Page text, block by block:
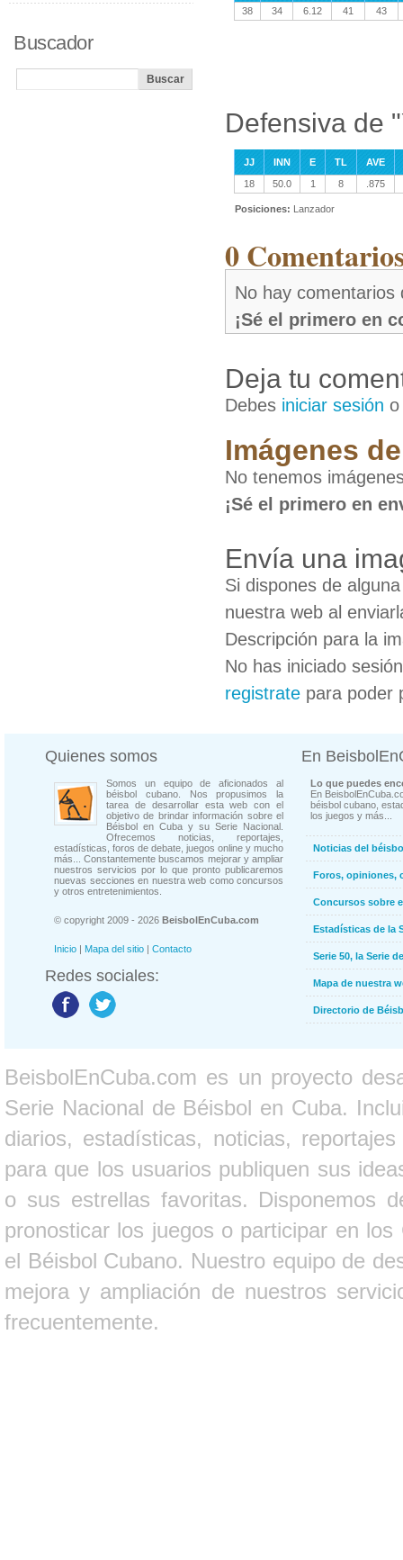
38
34 6.12 41 43
Defensiva de
JJ INN E TL
AVE
18
50.0 1 8 .875
Posiciones: Lanzador
0
No hay comentarios
¡Sé el primero en
Deja tu
Debes iniciar sesión
Imágenes
No tenemos
¡Sé el primero en
Envía una
Si dispones de
nuestra web al
Descripción para la
No has iniciado
registrate para poder
Buscador
Quienes somos
Somos un equipo de aficionados al
béisbol cubano. Nos propusimos la
tarea de desarrollar esta web con el
objetivo de brindar información sobre el
Béisbol en Cuba y su Serie Nacional.
Ofrecemos noticias, reportajes,
estadísticas, foros de debate, juegos online y mucho
más... Constantemente buscamos mejorar y ampliar
nuestros servicios por lo que pronto publicaremos
nuevas secciones en nuestra web como concursos
y otros entretenimientos.
© copyright 2009 - 2026 BeisbolEnCuba.com
Inicio | Mapa del sitio | Contacto
Redes sociales:
En
Lo que puedes
En
béisbol cubano,
los juegos y más...
Noticias del
Foros, opiniones,
Concursos sobre
Estadísticas de la
Serie 50, la Serie
Mapa de nuestra
Directorio de
BeisbolEnCuba.com es un proyecto
Serie Nacional de Béisbol en Cuba.
diarios, estadísticas, noticias,
para que los usuarios publiquen sus
o sus estrellas favoritas. Disponemos
pronosticar los juegos o participar en
el Béisbol Cubano. Nuestro equipo de
mejora y ampliación de nuestros
frecuentemente.